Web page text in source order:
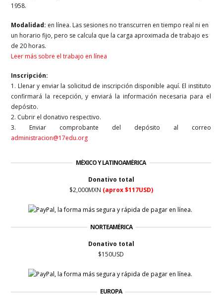
1958.
Modalidad: en línea. Las sesiones no transcurren en tiempo real ni en
un horario fijo, pero se calcula que la carga aproximada de trabajo es
de 20 horas.
Leer más sobre el trabajo en línea
Inscripción:
1. Llenar y enviar la solicitud de inscripción disponible aquí. El instituto
confirmará la recepción, y enviará la información necesaria para el
depósito.
2. Cubrir el donativo respectivo.
3. Enviar comprobante del depósito al correo
administracion@17edu.org
MÉXICO Y LATINOAMÉRICA
Donativo total
$2,000MXN (aprox $117USD)
NORTEAMÉRICA
Donativo total
$150USD
EUROPA